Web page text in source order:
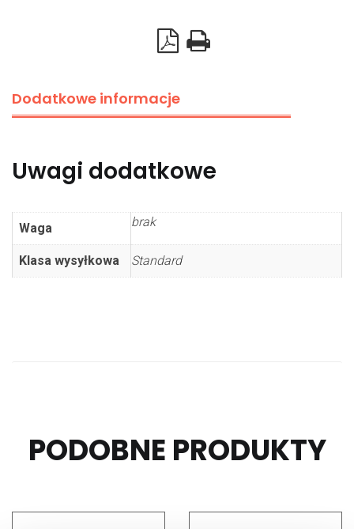
Dodatkowe informacje
Uwagi dodatkowe
Waga brak
Klasa wysyłkowa Standard
PODOBNE PRODUKTY